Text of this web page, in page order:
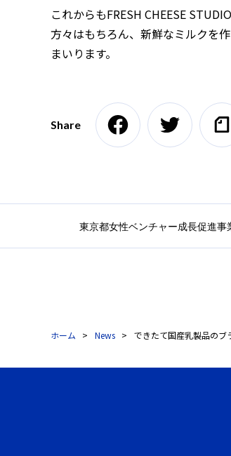
これからもFRESH CHEESE
方々はもちろん、新鮮なミルクを
まいります。
Share
ホーム News できたて国産乳製品のブ